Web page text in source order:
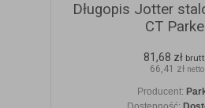
Długopis Jotter
CT
81,68 zł
66,41 zł netto
Producent: